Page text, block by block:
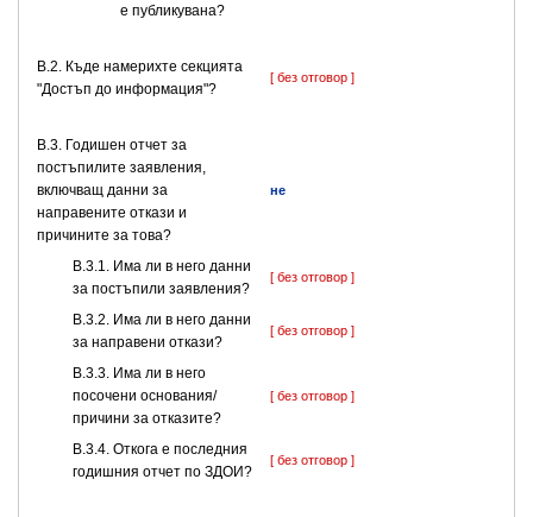
е публикувана?
В.2. Къде намерихте секцията
"Достъп до информация"?
[ без отговор ]
В.3. Годишен отчет за
постъпилите заявления,
включващ данни за
направените откази и
причините за това?
не
В.3.1. Има ли в него данни
за постъпили заявления?
[ без отговор ]
В.3.2. Има ли в него данни
за направени откази?
[ без отговор ]
В.3.3. Има ли в него
посочени основания/
причини за отказите?
[ без отговор ]
В.3.4. Откога е последния
годишния отчет по ЗДОИ?
[ без отговор ]